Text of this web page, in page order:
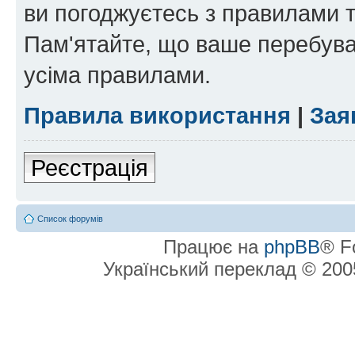
ви погоджуєтесь з правилами
Пам'ятайте, що ваше
усіма правилами.
Правила використання |
Реєстрація
Список форумів
Працює на phpBB®
Український переклад ©